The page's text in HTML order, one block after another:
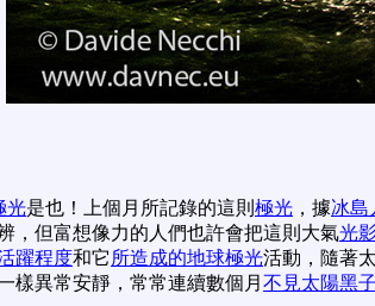
光是也！上個月所記錄的這則 極光 ，據冰島
，但富想像力的人們也許會把這則大氣光
躍程度和它 所造成的地球極光活動，隨著
樣異常安靜，常常連續數個月 不見太陽黑子